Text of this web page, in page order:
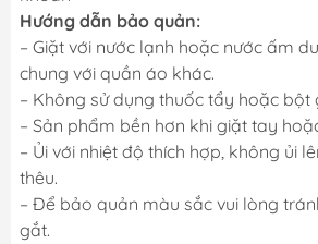
Hướng dẫn bảo quản:
– Giặt với nước lạnh hoặc nước ấm
chung với quần áo khác.
– Không sử dụng thuốc tẩy hoặc bột
– Sản phẩm bền hơn khi giặt tay
– Ủi với nhiệt độ thích hợp, không ủi
thêu.
– Để bảo quản màu sắc vui lòng
gắt.